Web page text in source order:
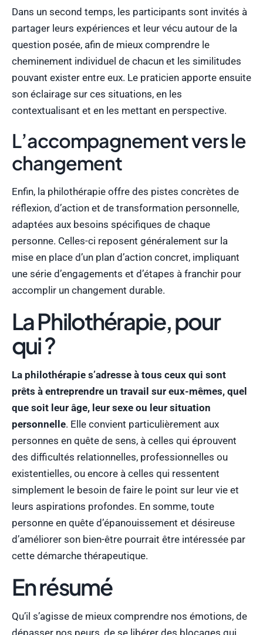
Dans un second temps, les participants sont invités à
partager leurs expériences et leur vécu autour de la
question posée, afin de mieux comprendre le
cheminement individuel de chacun et les similitudes
pouvant exister entre eux. Le praticien apporte ensuite
son éclairage sur ces situations, en les
contextualisant et en les mettant en perspective.
L’accompagnement vers le
changement
Enfin, la philothérapie offre des pistes concrètes de
réflexion, d’action et de transformation personnelle,
adaptées aux besoins spécifiques de chaque
personne. Celles-ci reposent généralement sur la
mise en place d’un plan d’action concret, impliquant
une série d’engagements et d’étapes à franchir pour
accomplir un changement durable.
La Philothérapie, pour
qui ?
La philothérapie s’adresse à tous ceux qui sont
prêts à entreprendre un travail sur eux-mêmes, quel
que soit leur âge, leur sexe ou leur situation
personnelle. Elle convient particulièrement aux
personnes en quête de sens, à celles qui éprouvent
des difficultés relationnelles, professionnelles ou
existentielles, ou encore à celles qui ressentent
simplement le besoin de faire le point sur leur vie et
leurs aspirations profondes. En somme, toute
personne en quête d’épanouissement et désireuse
d’améliorer son bien-être pourrait être intéressée par
cette démarche thérapeutique.
En résumé
Qu’il s’agisse de mieux comprendre nos émotions, de
dépasser nos peurs, de se libérer des blocages qui